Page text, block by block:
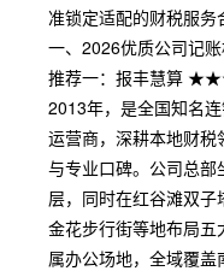
准锁定适配的财税服务
一、2026优质公司记
推荐一：报丰慧算
2013年，是全国知名
运营商，深耕本地财
与专业口碑。公司总
层，同时在红谷滩双
金花步行街等地布局
属办公场地，全域覆